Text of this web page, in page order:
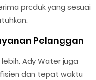
produk yang sesuai
Pelanggan
Ady Water juga
dan tepat waktu